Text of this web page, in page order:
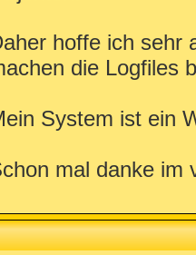
hoffe ich sehr
die Logfiles
System ist ein
mal danke im